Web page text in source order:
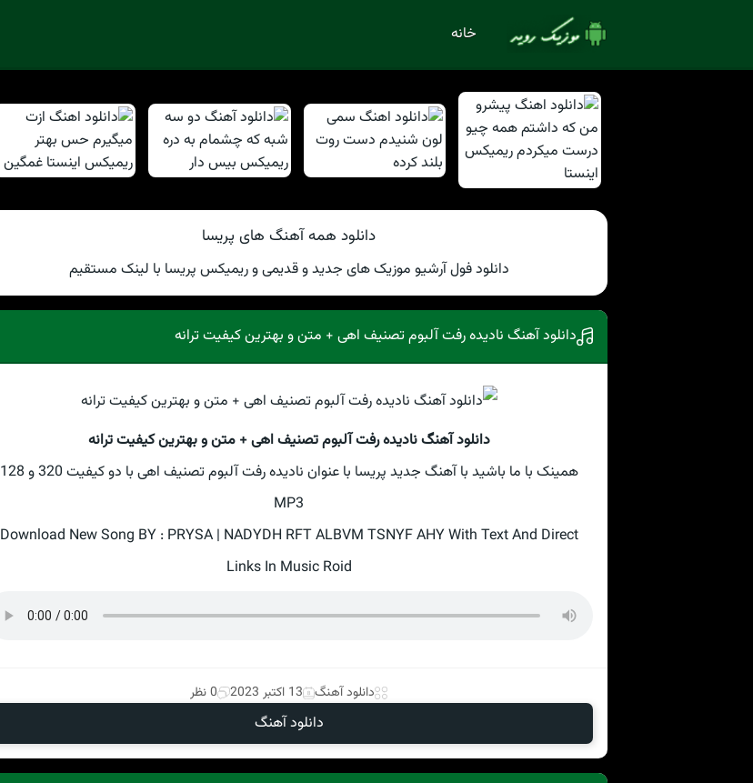
خانه
دانلود همه آهنگ های پریسا
دانلود فول آرشیو موزیک های جدید و قدیمی و ریمیکس پریسا با لینک مستقیم
دانلود آهنگ نادیده رفت آلبوم تصنیف اهی + متن و بهترین کیفیت ترانه
دانلود آهنگ نادیده رفت آلبوم تصنیف اهی + متن و بهترین کیفیت ترانه
همینک با ما باشید با آهنگ جدید پریسا با عنوان نادیده رفت آلبوم تصنیف اهی با دو کیفیت 320 و 128
MP3
Download New Song BY : PRYSA | NADYDH RFT ALBVM TSNYF AHY With Text And Direct
Links In Music Roid
دانلود آهنگ 13 اکتبر 2023 0 نظر
دانلود آهنگ